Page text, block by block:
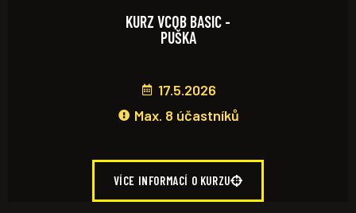
KURZ VCQB BASIC -
PUŠKA
17.5.2026
Max. 8 účastníků
VÍCE INFORMACÍ O KURZU